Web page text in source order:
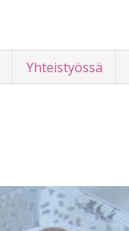
Yhteistyössä